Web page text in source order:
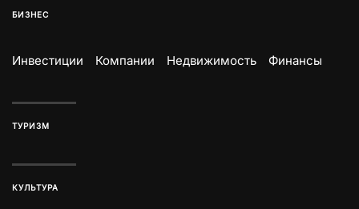
БИЗНЕС
Инвестиции Компании Недвижимость Финансы
ТУРИЗМ
КУЛЬТУРА